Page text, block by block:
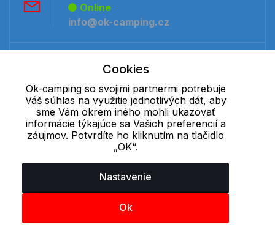
Online
info@ok-camping.cz
Offline
+421 277 270 091
Cookie - podrobné nastavenie| Ďalšie informácie|Spracovanie
osobných údajov
Cookies
Ok-camping so svojimi partnermi potrebuje
Váš súhlas na využitie jednotlivých dát, aby
sme Vám okrem iného mohli ukazovať
informácie týkajúce sa Vašich preferencií a
záujmov. Potvrdíte ho kliknutím na tlačidlo
„OK“.
Nastavenie
Ok